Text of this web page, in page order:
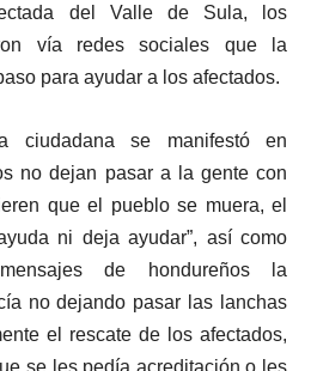
del Valle de Sula, los
vía redes sociales que la
para ayudar a los afectados.
ciudadana se manifestó en
no dejan pasar a la gente con
que el pueblo se muera, el
ni deja ayudar”, así como
de hondureños la
no dejando pasar las lanchas
el rescate de los afectados,
se les pedía acreditación o les